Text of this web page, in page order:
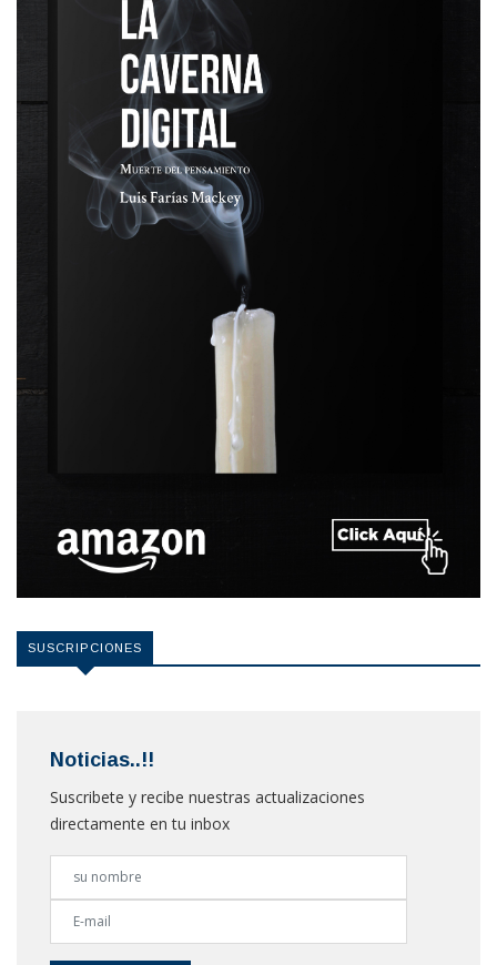
SUSCRIPCIONES
Noticias..!!
Suscribete y recibe nuestras actualizaciones
directamente en tu inbox